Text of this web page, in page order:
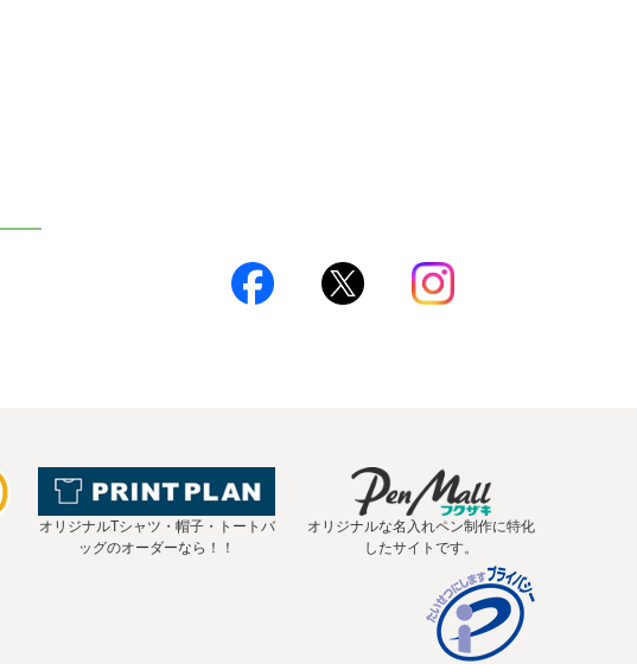
オリジナルTシャツ・帽子・トートバ
ッグのオーダーなら！！
オリジナルな名入れペン制作に特化
したサイトです。